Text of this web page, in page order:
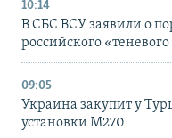
10:14
В СБС ВСУ заявили о
российского
09:05
Украина закупит у
установки M270